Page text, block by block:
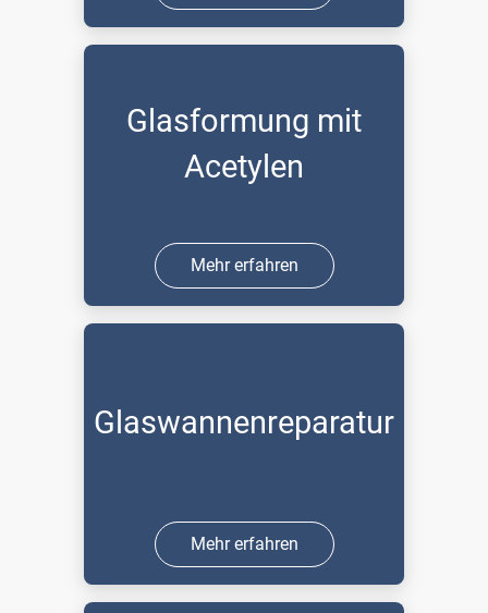
Glasformung mit
Acetylen
Mehr erfahren
Glaswannenreparatur
Mehr erfahren